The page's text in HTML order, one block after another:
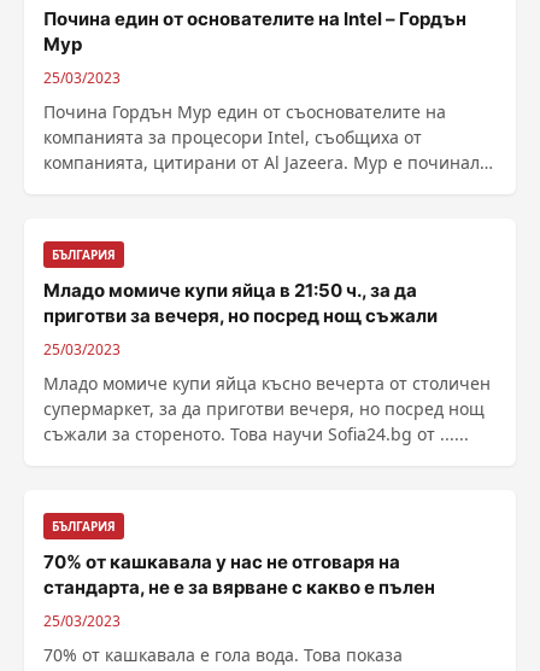
Почина един от основателите на Intel – Гордън
Мур
25/03/2023
Почина Гордън Мур един от съоснователите на
компанията за процесори Intel, съобщиха от
компанията, цитирани от Al Jazeera. Мур е починал в
БЪЛГАРИЯ
Младо момиче купи яйца в 21:50 ч., за да
приготви за вечеря, но посред нощ съжали
25/03/2023
Младо момиче купи яйца късно вечерта от столичен
супермаркет, за да приготви вечеря, но посред нощ
съжали за стореното. Това научи Sofia24.bg от ......
БЪЛГАРИЯ
70% от кашкавала у нас не отговаря на
стандарта, не е за вярване с какво е пълен
25/03/2023
70% от кашкавала е гола вода. Това показа